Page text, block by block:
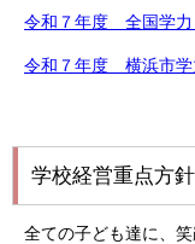
令和７年度 全国学力
令和７年度 横浜市学
学校経営重点方針
全ての子ども達に、